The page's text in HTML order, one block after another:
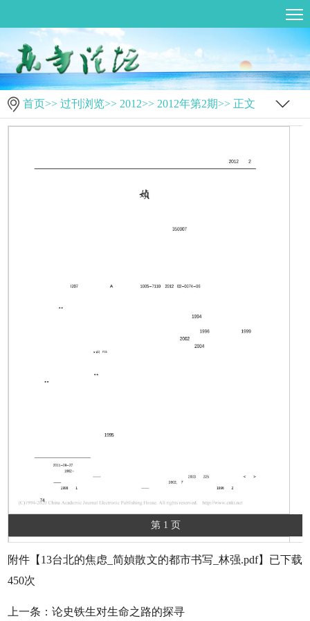
首页>> 过刊浏览>> 2012>> 2012年第2期>> 正文
第 1 页
附件【 13台北的焦虑_简媜散文的都市书写_林强.pdf】已下载
450次
上一条：论史铁生对生命之路的探寻